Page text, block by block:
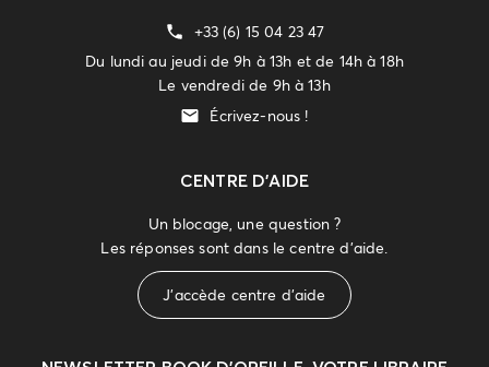
+33 (6) 15 04 23 47
Du lundi au jeudi de 9h à 13h et de 14h à 18h
Le vendredi de 9h à 13h
Écrivez-nous !
CENTRE D'AIDE
Un blocage, une question ?
Les réponses sont dans le centre d'aide.
J'accède centre d'aide